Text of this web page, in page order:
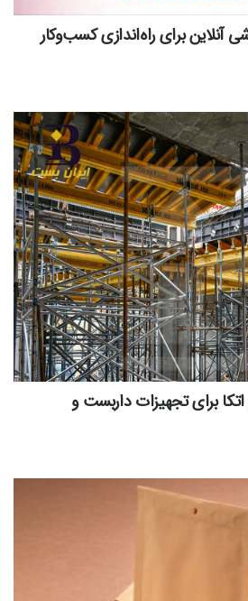
آنلاین برای راه‌اندازی کسب‌وکار
برای تجهیزات داربست و